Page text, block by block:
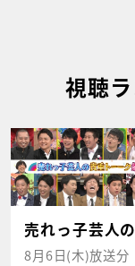
視聴
売れっ子芸人
8月6日(木)放送分